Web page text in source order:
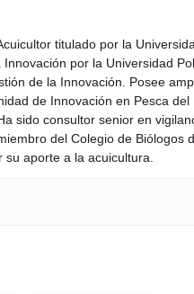
titulado por la
por la Universidad
de la Innovación. Posee
de Innovación en Pesca
sido consultor senior en
del Colegio de Biólogos
aporte a la acuicultura.